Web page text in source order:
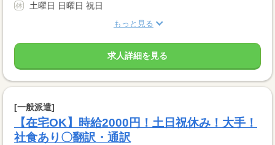
土曜日 日曜日 祝日
もっと見る
求人詳細を見る
[一般派遣]
【在宅OK】時給2000円！土日祝休み！大手！
社食あり〇翻訳・通訳